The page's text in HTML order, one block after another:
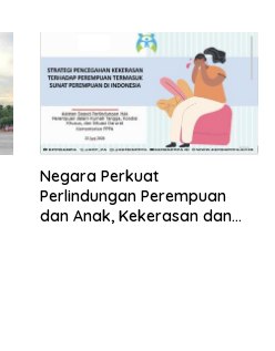
Negara Perkuat
Perlindungan Perempuan
dan Anak, Kekerasan dan